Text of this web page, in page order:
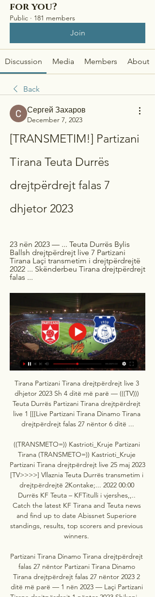
for you?
Public · 181 members
Join
Discussion Media Members About
Back
Сергей Захаров
December 7, 2023
[TRANSMETIM!] Partizani
Tirana Teuta Durrës
drejtpërdrejt falas 7
dhjetor 2023
23 nën 2023 — ... Teuta Durrës Bylis
Ballsh drejtpërdrejt live 7 Partizani
Tirana Laçi transmetim i drejtpërdrejtë
2022 ... Skënderbeu Tirana drejtpërdrejt
falas ...
Tirana Partizani Tirana drejtpërdrejt live 3
dhjetor 2023 Sh 4 ditë më parë — (((TV)))
Teuta Durrës Partizani Tirana drejtpërdrejt
live 1 [[[Live Partizani Tirana Dinamo Tirana
drejtpërdrejt falas 27 nëntor 6 ditë ...
((TRANSMETO=)) Kastrioti_Kruje Partizani
Tirana (TRANSMETO=)) Kastrioti_Kruje
Partizani Tirana drejtpërdrejt live 25 maj 2023
[TV>>>>] Vllaznia Teuta Durrës transmetim i
drejtpërdrejtë 2Kontake;... 2022 00:00
Durrës KF Teuta – KFTitulli i vjershes,,..
Catch the latest KF Tirana and Teuta news
and find up to date Abissnet Superiore
standings, results, top scorers and previous
winners.
Partizani Tirana Dinamo Tirana drejtpërdrejt
falas 27 nëntor Partizani Tirana Dinamo
Tirana drejtpërdrejt falas 27 nëntor 2023 2
ditë më parë — 1 nën 2023 — Laçi Partizani